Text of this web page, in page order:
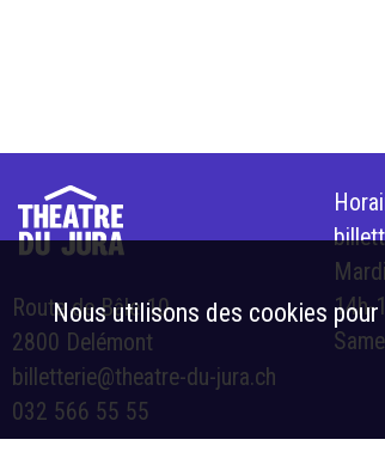
Route de Bâle 10
2800 Delémont
billetterie@theatre-du-jura.ch
032 566 55 55
14h-
Nous utilisons des cookies